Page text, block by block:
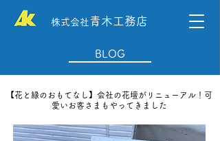
株式会社青木工務店
BLOG
【花と緑のおもてなし】会社の花壇がリニューアル！可
愛いお客さまもやってきました